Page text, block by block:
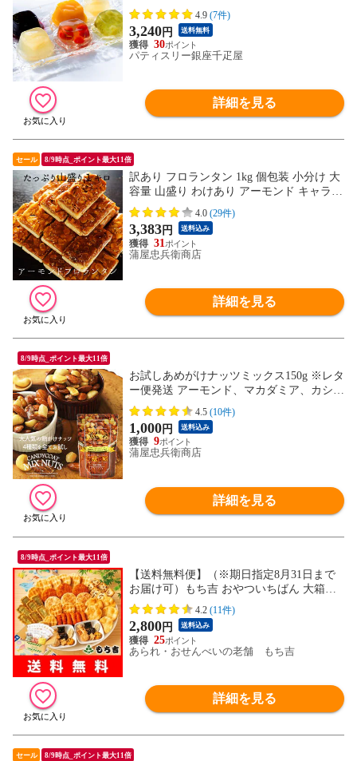
り物 ギフト 千疋屋 銀座ゼリー9個
4.9 (7件)
3,240円 送料無料
30
パティスリー銀座千疋屋
詳細を見る
セール 8/9時点_ポイント最大11倍
訳あり フロランタン 1kg 個包装 小分け 大
容量 山盛り わけあり アーモンド キャラメ
ル 焼き菓子 スイーツ お菓子 みんなのおや
つ
4.0 (29件)
3,383円 送料込み
31
蒲屋忠兵衛商店
詳細を見る
8/9時点_ポイント最大11倍
お試しあめがけナッツミックス150g ※レタ
ー便発送 アーモンド、マカダミア、カシュ
ーナッツ、ピーカンナッツ
4.5 (10件)
1,000円 送料込み
9
蒲屋忠兵衛商店
詳細を見る
8/9時点_ポイント最大11倍
【送料無料便】（※期日指定8月31日まで
お届け可）もち吉 おやついちばん 大箱【1
0種類45袋】
4.2 (11件)
2,800円 送料込み
25
あられ・おせんべいの老舗 もち吉
詳細を見る
セール 8/9時点_ポイント最大11倍